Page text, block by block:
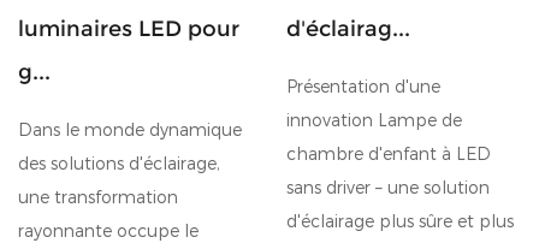
luminaires LED pour
g...
Dans le monde dynamique
des solutions d'éclairage,
une transformation
rayonnante occupe le
d'éclairag...
Présentation d'une
innovation Lampe de
chambre d'enfant à LED
sans driver – une solution
d'éclairage plus sûre et plus